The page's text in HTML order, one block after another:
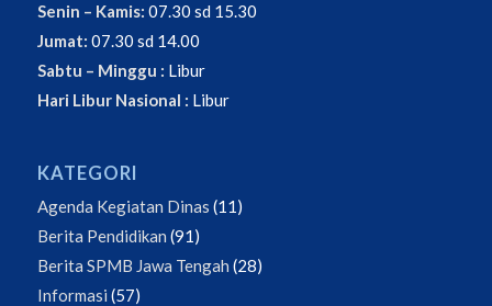
Senin – Kamis: 07.30 sd 15.30
Jumat: 07.30 sd 14.00
Sabtu – Minggu : Libur
Hari Libur Nasional : Libur
KATEGORI
Agenda Kegiatan Dinas (11)
Berita Pendidikan (91)
Berita SPMB Jawa Tengah (28)
Informasi (57)